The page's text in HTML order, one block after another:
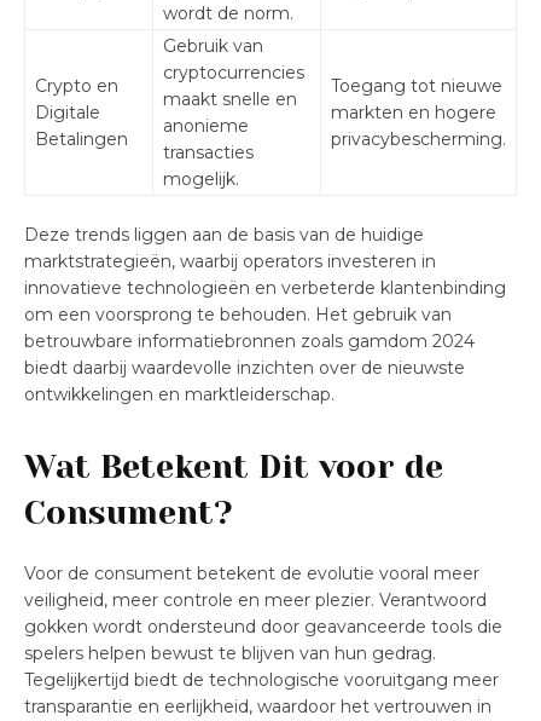
wordt de norm.
Crypto en
Digitale
Betalingen
Gebruik van
cryptocurrencies
maakt snelle en
anonieme
transacties
mogelijk.
Toegang tot nieuwe
markten en hogere
privacybescherming.
Deze trends liggen aan de basis van de huidige
marktstrategieën, waarbij operators investeren in
innovatieve technologieën en verbeterde klantenbinding
om een voorsprong te behouden. Het gebruik van
betrouwbare informatiebronnen zoals gamdom 2024
biedt daarbij waardevolle inzichten over de nieuwste
ontwikkelingen en marktleiderschap.
Wat Betekent Dit voor de
Consument?
Voor de consument betekent de evolutie vooral meer
veiligheid, meer controle en meer plezier. Verantwoord
gokken wordt ondersteund door geavanceerde tools die
spelers helpen bewust te blijven van hun gedrag.
Tegelijkertijd biedt de technologische vooruitgang meer
transparantie en eerlijkheid, waardoor het vertrouwen in